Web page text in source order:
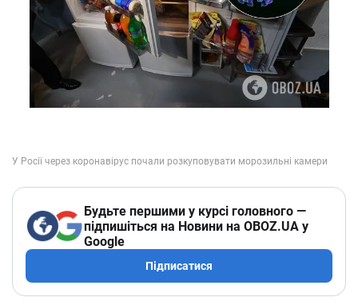
Будьте першими у курсі головного —
підпишіться на Новини на OBOZ.UA у
Google
Підписатися